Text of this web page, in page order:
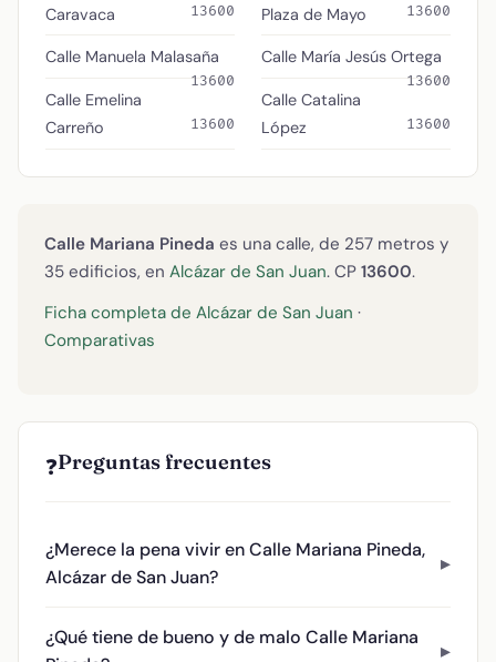
Caravaca
13600
Calle Manuela Malasaña
13600
Calle Emelina
Carreño
13600
Plaza de Mayo
13600
Calle María Jesús Ortega
13600
Calle Catalina
López
13600
Calle Mariana Pineda es una calle, de 257 metros y
35 edificios, en Alcázar de San Juan. CP 13600.
Ficha completa de Alcázar de San Juan ·
Comparativas
❓Preguntas frecuentes
¿Merece la pena vivir en Calle Mariana Pineda,
Alcázar de San Juan?
¿Qué tiene de bueno y de malo Calle Mariana